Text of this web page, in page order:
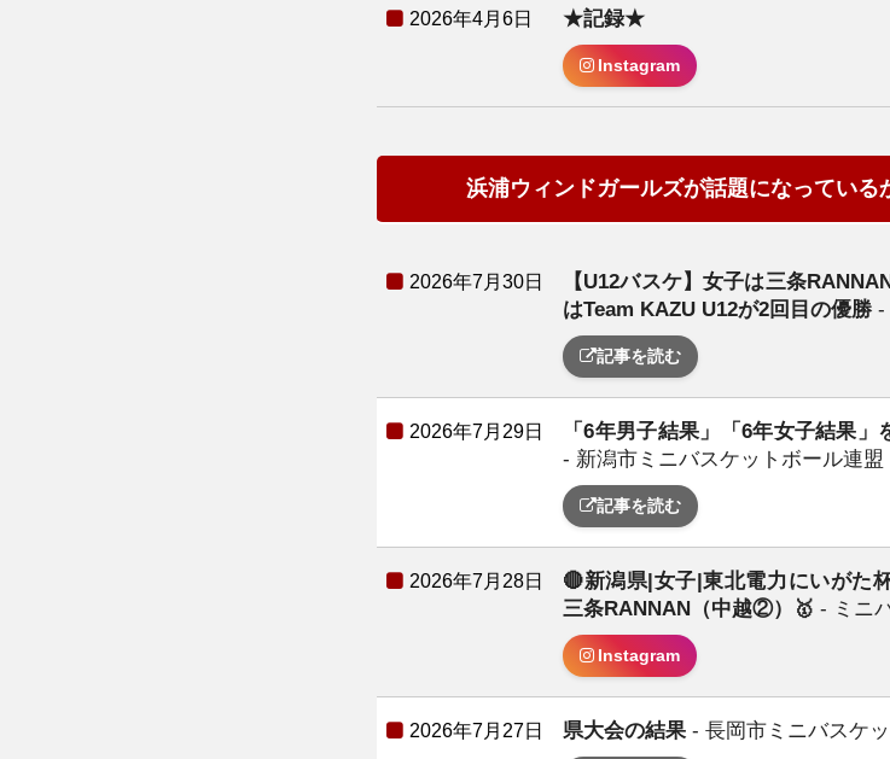
2026年4月6日 ★記録★
Instagram
浜浦ウィンドガールズが話題になっている
2026年7月30日
【U12バスケ】女子は三条
はTeam KAZU U12が2回目の優勝 -
記事を読む
2026年7月29日
「6年男子結果」「6年女子結果」
- 新潟市ミニバスケットボール連盟
記事を読む
2026年7月28日
🔴新潟県|女子|東北電力にいがた
三条RANNAN（中越②）🥇 - ミニ
Instagram
2026年7月27日 県大会の結果 - 長岡市ミニバスケ